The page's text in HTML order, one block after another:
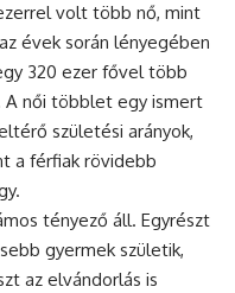
volt több nő, mint
évek során lényegében
320 ezer fővel több
A női többlet egy ismert
születési arányok,
a férfiak rövidebb
tényező áll. Egyrészt
gyermek születik,
az elvándorlás is